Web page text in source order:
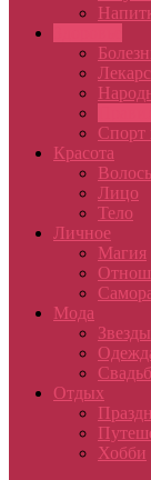
Спорт
Красота
Лицо
Тело
Личное
Магия
Мода
Звезды
Отдых
Хобби